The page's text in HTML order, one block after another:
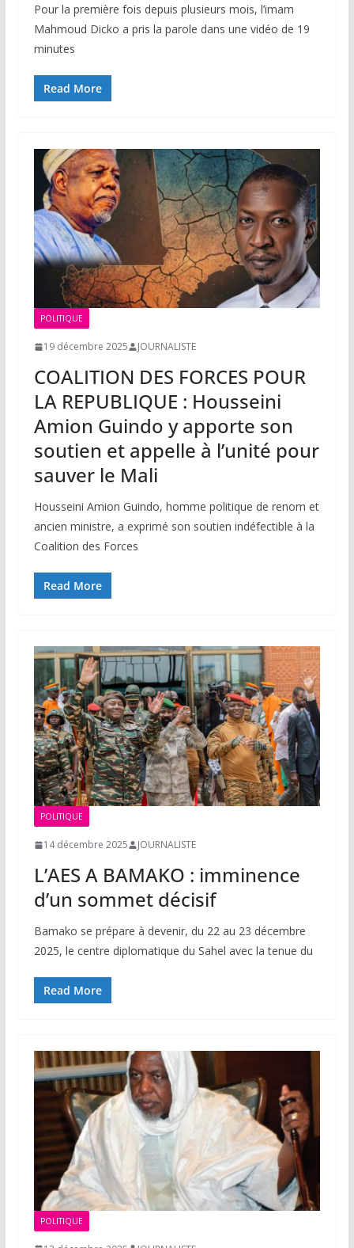
Pour la première fois depuis plusieurs mois, l’imam
Mahmoud Dicko a pris la parole dans une vidéo de 19
minutes
Read More
POLITIQUE
19 décembre 2025 JOURNALISTE
COALITION DES FORCES POUR
LA REPUBLIQUE : Housseini
Amion Guindo y apporte son
soutien et appelle à l’unité pour
sauver le Mali
Housseini Amion Guindo, homme politique de renom et
ancien ministre, a exprimé son soutien indéfectible à la
Coalition des Forces
Read More
POLITIQUE
14 décembre 2025 JOURNALISTE
L’AES A BAMAKO : imminence
d’un sommet décisif
Bamako se prépare à devenir, du 22 au 23 décembre
2025, le centre diplomatique du Sahel avec la tenue du
Read More
POLITIQUE